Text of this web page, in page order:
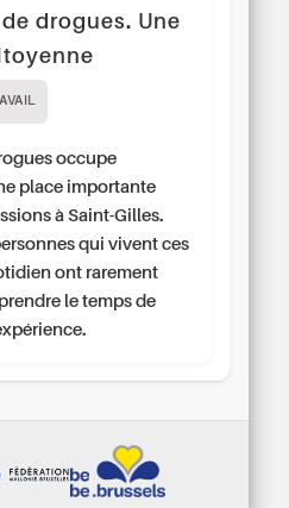
drogues. Une
occupe
place importante
à Saint-Gilles.
qui vivent ces
ont rarement
le temps de